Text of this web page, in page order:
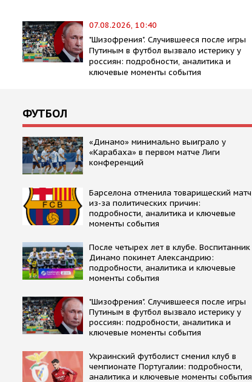
07.08.2026, 10:40
"Шизофрения". Случившееся после игры
Путиным в футбол вызвало истерику у
россиян: подробности, аналитика и
ключевые моменты события
ФУТБОЛ
«Динамо» минимально выиграло у
«Карабаха» в первом матче Лиги
конференций
Барселона отменила товарищеский матч
из-за политических причин:
подробности, аналитика и ключевые
моменты события
После четырех лет в клубе. Воспитанник
Динамо покинет Александрию:
подробности, аналитика и ключевые
моменты события
"Шизофрения". Случившееся после игры
Путиным в футбол вызвало истерику у
россиян: подробности, аналитика и
ключевые моменты события
Украинский футболист сменил клуб в
чемпионате Португалии: подробности,
аналитика и ключевые моменты события